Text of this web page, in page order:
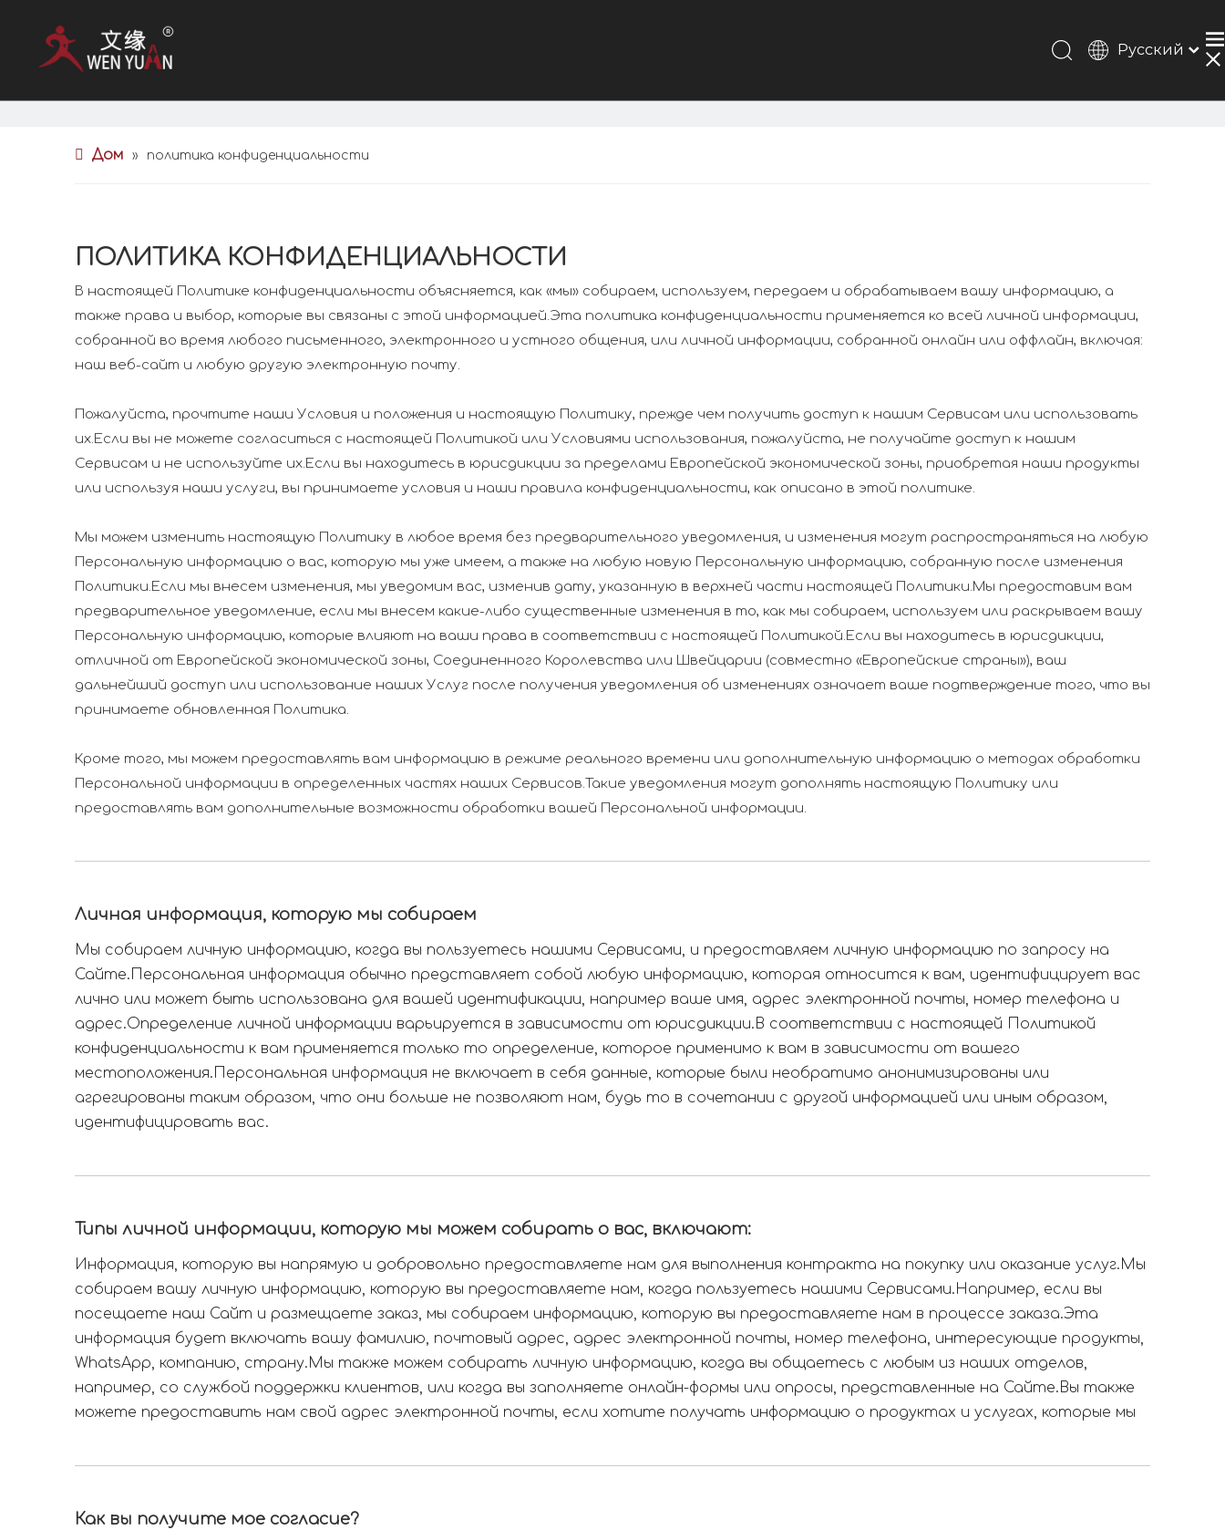
Pусский
Español
Дом » политика конфиденциальности
ПОЛИТИКА КОНФИДЕНЦИАЛЬНОСТИ
В настоящей Политике конфиденциальности объясняется, как «мы» собираем, используем, передаем и обрабатываем вашу информацию, а
также права и выбор, которые вы связаны с этой информацией.Эта политика конфиденциальности применяется ко всей личной информации,
собранной во время любого письменного, электронного и устного общения, или личной информации, собранной онлайн или оффлайн, включая:
наш веб-сайт и любую другую электронную почту.
Пожалуйста, прочтите наши Условия и положения и настоящую Политику, прежде чем получить доступ к нашим Сервисам или использовать
их.Если вы не можете согласиться с настоящей Политикой или Условиями использования, пожалуйста, не получайте доступ к нашим
Сервисам и не используйте их.Если вы находитесь в юрисдикции за пределами Европейской экономической зоны, приобретая наши продукты
или используя наши услуги, вы принимаете условия и наши правила конфиденциальности, как описано в этой политике.
Мы можем изменить настоящую Политику в любое время без предварительного уведомления, и изменения могут распространяться на любую
Персональную информацию о вас, которую мы уже имеем, а также на любую новую Персональную информацию, собранную после изменения
Политики.Если мы внесем изменения, мы уведомим вас, изменив дату, указанную в верхней части настоящей Политики.Мы предоставим вам
предварительное уведомление, если мы внесем какие-либо существенные изменения в то, как мы собираем, используем или раскрываем вашу
Персональную информацию, которые влияют на ваши права в соответствии с настоящей Политикой.Если вы находитесь в юрисдикции,
отличной от Европейской экономической зоны, Соединенного Королевства или Швейцарии (совместно «Европейские страны»), ваш
дальнейший доступ или использование наших Услуг после получения уведомления об изменениях означает ваше подтверждение того, что вы
принимаете обновленная Политика.
Кроме того, мы можем предоставлять вам информацию в режиме реального времени или дополнительную информацию о методах обработки
Персональной информации в определенных частях наших Сервисов.Такие уведомления могут дополнять настоящую Политику или
предоставлять вам дополнительные возможности обработки вашей Персональной информации.
Личная информация, которую мы собираем
Мы собираем личную информацию, когда вы пользуетесь нашими Сервисами, и предоставляем личную информацию по запросу на
Сайте.Персональная информация обычно представляет собой любую информацию, которая относится к вам, идентифицирует вас
лично или может быть использована для вашей идентификации, например ваше имя, адрес электронной почты, номер телефона и
адрес.Определение личной информации варьируется в зависимости от юрисдикции.В соответствии с настоящей Политикой
конфиденциальности к вам применяется только то определение, которое применимо к вам в зависимости от вашего
местоположения.Персональная информация не включает в себя данные, которые были необратимо анонимизированы или
агрегированы таким образом, что они больше не позволяют нам, будь то в сочетании с другой информацией или иным образом,
идентифицировать вас.
Типы личной информации, которую мы можем собирать о вас, включают:
Информация, которую вы напрямую и добровольно предоставляете нам для выполнения контракта на покупку или оказание услуг.Мы
собираем вашу личную информацию, которую вы предоставляете нам, когда пользуетесь нашими Сервисами.Например, если вы
посещаете наш Сайт и размещаете заказ, мы собираем информацию, которую вы предоставляете нам в процессе заказа.Эта
информация будет включать вашу фамилию, почтовый адрес, адрес электронной почты, номер телефона, интересующие продукты,
WhatsApp, компанию, страну.Мы также можем собирать личную информацию, когда вы общаетесь с любым из наших отделов,
например, со службой поддержки клиентов, или когда вы заполняете онлайн-формы или опросы, представленные на Сайте.Вы также
можете предоставить нам свой адрес электронной почты, если хотите получать информацию о продуктах и ​​услугах, которые мы
Как вы получите мое согласие?